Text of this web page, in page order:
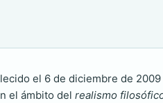
el 6 de diciembre de
el ámbito del realismo